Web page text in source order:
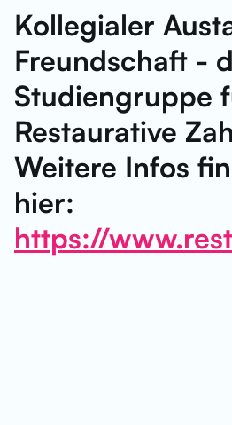
Kollegialer
Freundschaft -
Studiengruppe
Restaurative
Weitere Infos
hier:
https://